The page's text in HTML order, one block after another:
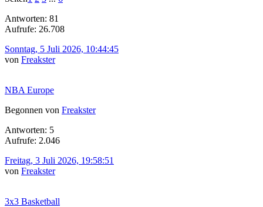
Antworten: 81
Aufrufe: 26.708
Sonntag, 5 Juli 2026, 10:44:45
von Freakster
NBA Europe
Begonnen von Freakster
Antworten: 5
Aufrufe: 2.046
Freitag, 3 Juli 2026, 19:58:51
von Freakster
3x3 Basketball